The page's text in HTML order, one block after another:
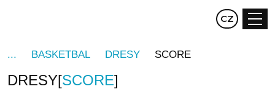
EN DE
CZ
BASKETBAL DRESY SCORE
DRESY SCORE